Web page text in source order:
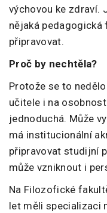
výchovou ke zdraví.
nějaká
připravovat.
Proč by nechtěla?
Protože se to
učitele i na
jednoduchá. Může
má institucionální
připravovat studijní
může vzniknout i
Na Filozofické
let měli specializaci